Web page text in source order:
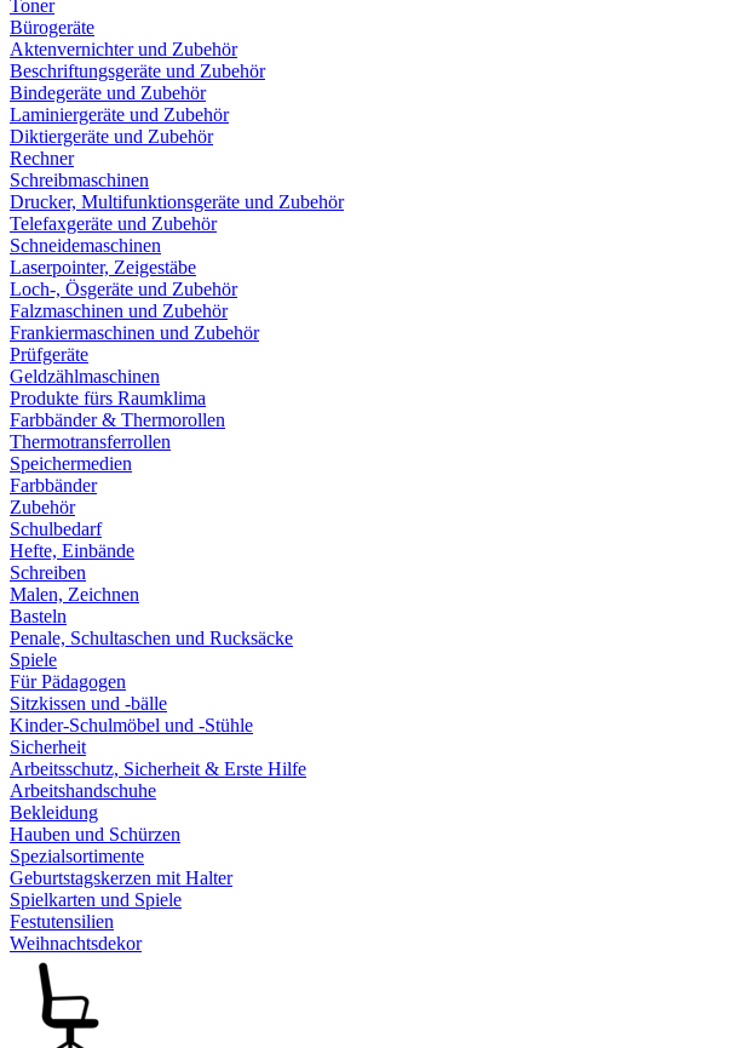
Toner
Bürogeräte
Aktenvernichter und Zubehör
Beschriftungsgeräte und Zubehör
Bindegeräte und Zubehör
Laminiergeräte und Zubehör
Diktiergeräte und Zubehör
Rechner
Schreibmaschinen
Drucker, Multifunktionsgeräte und Zubehör
Telefaxgeräte und Zubehör
Schneidemaschinen
Laserpointer, Zeigestäbe
Loch-, Ösgeräte und Zubehör
Falzmaschinen und Zubehör
Frankiermaschinen und Zubehör
Prüfgeräte
Geldzählmaschinen
Produkte fürs Raumklima
Farbbänder & Thermorollen
Thermotransferrollen
Speichermedien
Farbbänder
Zubehör
Schulbedarf
Hefte, Einbände
Schreiben
Malen, Zeichnen
Basteln
Penale, Schultaschen und Rucksäcke
Spiele
Für Pädagogen
Sitzkissen und -bälle
Kinder-Schulmöbel und -Stühle
Sicherheit
Arbeitsschutz, Sicherheit & Erste Hilfe
Arbeitshandschuhe
Bekleidung
Hauben und Schürzen
Spezialsortimente
Geburtstagskerzen mit Halter
Spielkarten und Spiele
Festutensilien
Weihnachtsdekor